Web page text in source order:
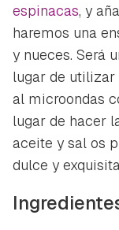
espinacas, y
haremos una
y nueces. Será
lugar de utilizar
al microondas
lugar de hacer
aceite y sal os
dulce y